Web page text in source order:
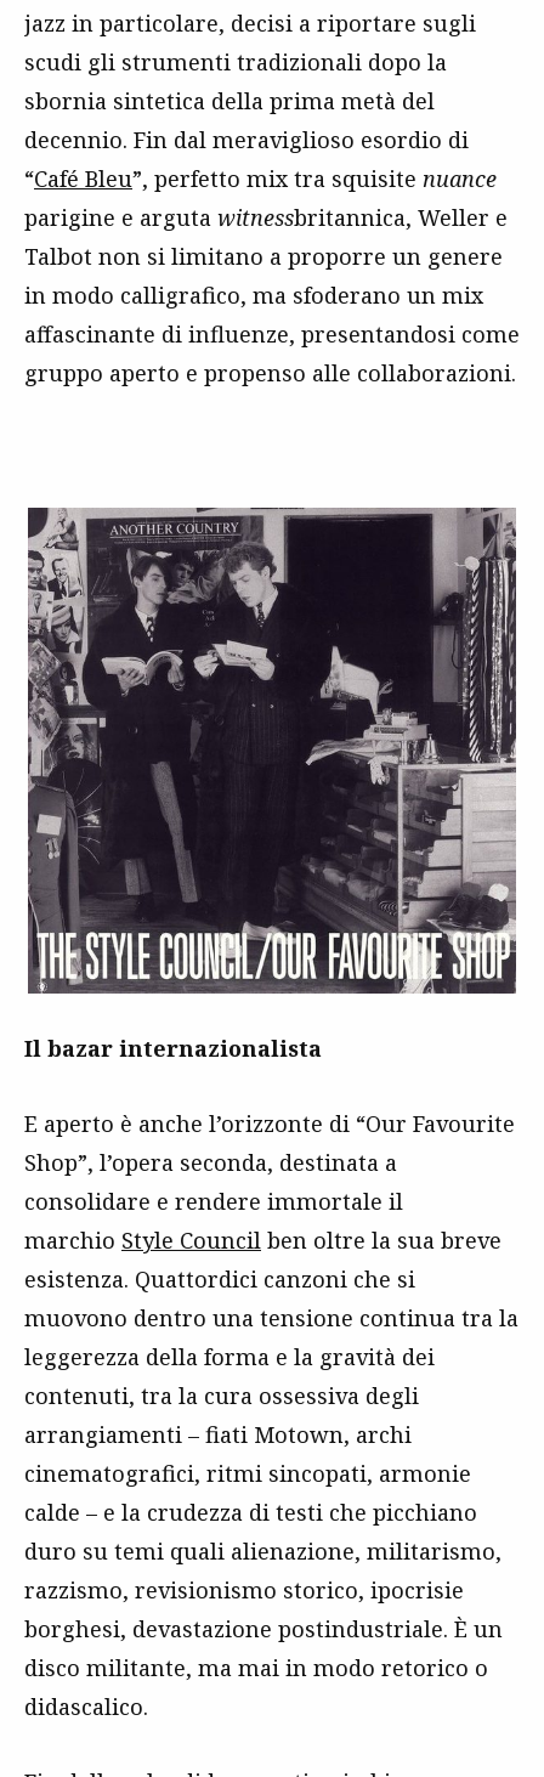
jazz in particolare, decisi a riportare sugli
scudi gli strumenti tradizionali dopo la
sbornia sintetica della prima metà del
decennio. Fin dal meraviglioso esordio di
“Café Bleu”, perfetto mix tra squisite nuance
parigine e arguta witnessbritannica, Weller e
Talbot non si limitano a proporre un genere
in modo calligrafico, ma sfoderano un mix
affascinante di influenze, presentandosi come
gruppo aperto e propenso alle collaborazioni.
Il bazar internazionalista
E aperto è anche l’orizzonte di “Our Favourite
Shop”, l’opera seconda, destinata a
consolidare e rendere immortale il
marchio Style Council ben oltre la sua breve
esistenza. Quattordici canzoni che si
muovono dentro una tensione continua tra la
leggerezza della forma e la gravità dei
contenuti, tra la cura ossessiva degli
arrangiamenti – fiati Motown, archi
cinematografici, ritmi sincopati, armonie
calde – e la crudezza di testi che picchiano
duro su temi quali alienazione, militarismo,
razzismo, revisionismo storico, ipocrisie
borghesi, devastazione postindustriale. È un
disco militante, ma mai in modo retorico o
didascalico.